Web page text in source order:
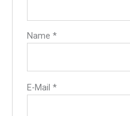
Name*
E-Mail*